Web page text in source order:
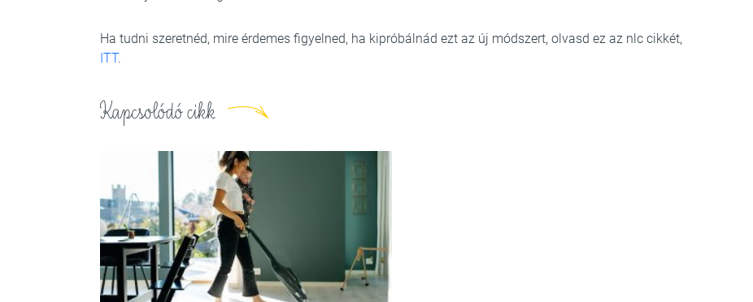
Ha tudni szeretnéd, mire érdemes figyelned, ha kipróbálnád ezt az új módszert, olvasd ez az nlc cikkét,
ITT.
Kapcsolódó cikk